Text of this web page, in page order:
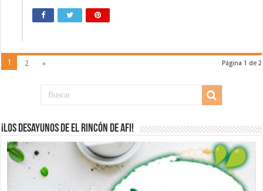
Página 1 de 2
1 2 »
¡Los desayunos de El Rincón de Afi!